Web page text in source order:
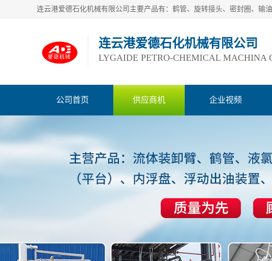
连云港爱德石化机械有限公司
LYGAIDE PETRO-CHEMICAL MACHINA
公司首页 供应商机 企业视频